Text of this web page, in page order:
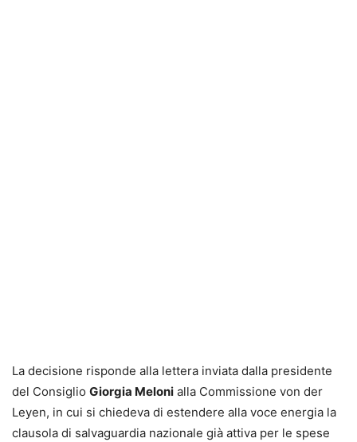
La decisione risponde alla lettera inviata dalla presidente
del Consiglio Giorgia Meloni alla Commissione von der
Leyen, in cui si chiedeva di estendere alla voce energia la
clausola di salvaguardia nazionale già attiva per le spese